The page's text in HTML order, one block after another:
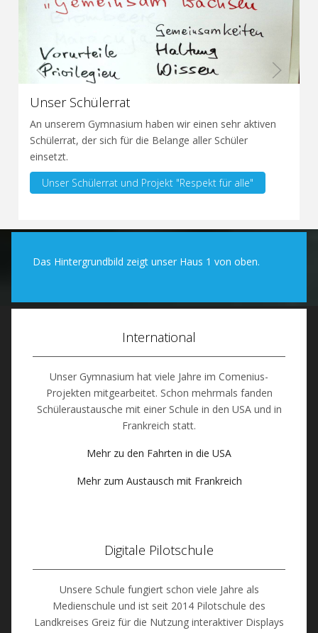
Unser Schülerrat
An unserem Gymnasium haben wir einen sehr aktiven
Schülerrat, der sich für die Belange aller Schüler
einsetzt.
Unser Schülerrat und Projekt "Respekt für alle"
Das Hintergrundbild zeigt unser Haus 1 von oben.
International
Unser Gymnasium hat viele Jahre im Comenius-
Projekten mitgearbeitet. Schon mehrmals fanden
Schüleraustausche mit einer Schule in den USA und in
Frankreich statt.
Mehr zu den Fahrten in die USA
Mehr zum Austausch mit Frankreich
Digitale Pilotschule
Unsere Schule fungiert schon viele Jahre als
Medienschule und ist seit 2014 Pilotschule des
Landkreises Greiz für die Nutzung interaktiver Displays